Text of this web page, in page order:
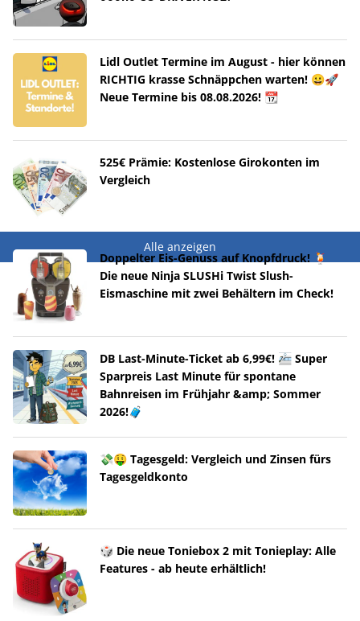
Lidl Outlet Termine im August - hier können
RICHTIG krasse Schnäppchen warten! 😀🚀
Neue Termine bis 08.08.2026! 📆
525€ Prämie: Kostenlose Girokonten im
Vergleich
Alle anzeigen
Doppelter Eis-Genuss auf Knopfdruck! 🍹
Die neue Ninja SLUSHi Twist Slush-
Eismaschine mit zwei Behältern im Check!
DB Last-Minute-Ticket ab 6,99€! 🚈 Super
Sparpreis Last Minute für spontane
Bahnreisen im Frühjahr &amp; Sommer
2026!🧳
💸🤑 Tagesgeld: Vergleich und Zinsen fürs
Tagesgeldkonto
🎲 Die neue Toniebox 2 mit Tonieplay: Alle
Features - ab heute erhältlich!